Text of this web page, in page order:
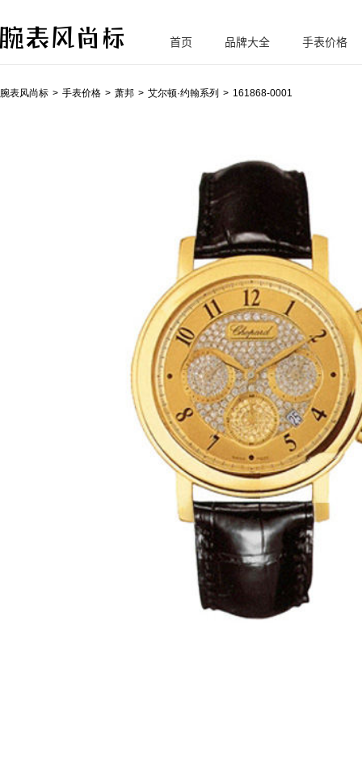
腕
首页 品牌大全 手表价格
腕表风尚标 手表价格 萧邦 艾尔顿·约翰系列 161868-0001